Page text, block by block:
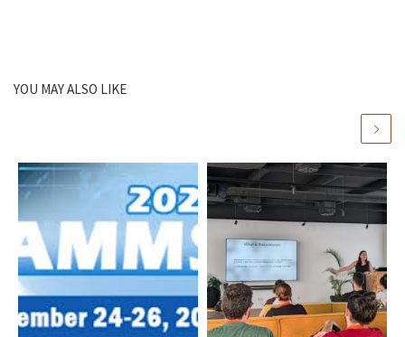
YOU MAY ALSO LIKE